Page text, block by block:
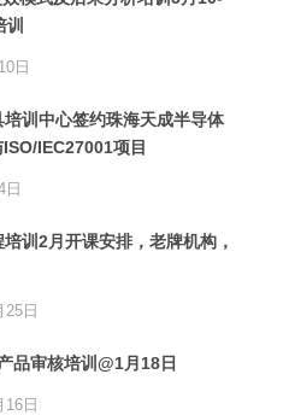
训
日
训中心签约珠海天成半导体
IEC27001项目
日
训2月开课安排，老牌机构，
25日
品审核培训@1月18日
16日